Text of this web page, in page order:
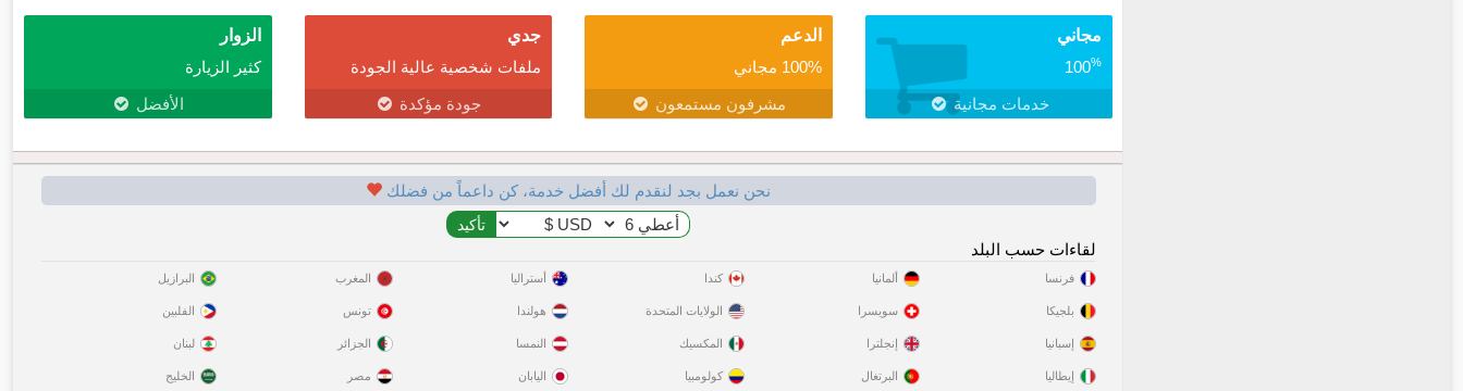
مجاني
100%
خدمات مجانية
الدعم
100% مجاني
مشرفون مستمعون
جدي
ملفات شخصية عالية الجودة
جودة مؤكدة
الزوار
كثير الزيارة
الأفضل
نحن نعمل بجد لنقدم لك أفضل خدمة، كن داعماً من فضلك
لقاءات حسب البلد
فرنسا
بلجيكا
إسبانيا
إيطاليا
ألمانيا
سويسرا
إنجلترا
البرتغال
كندا
الولايات المتحدة
المكسيك
كولومبيا
أستراليا
هولندا
النمسا
اليابان
المغرب
تونس
الجزائر
مصر
البرازيل
الفلبين
لبنان
الخليج